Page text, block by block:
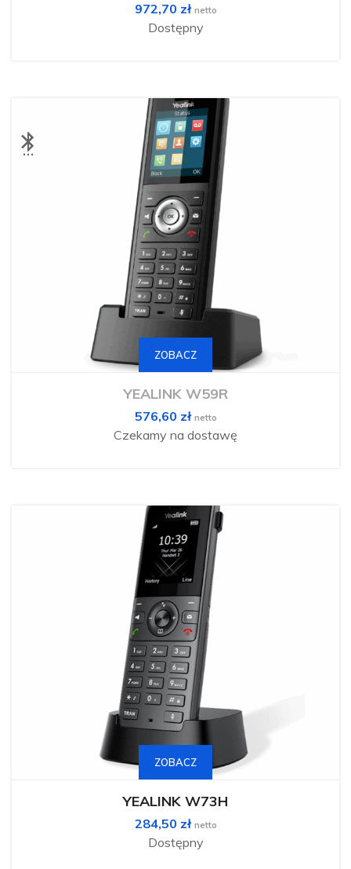
972,70 zł netto
Dostępny
ZOBACZ
YEALINK W59R
576,60 zł netto
Czekamy na dostawę
ZOBACZ
YEALINK W73H
284,50 zł netto
Dostępny